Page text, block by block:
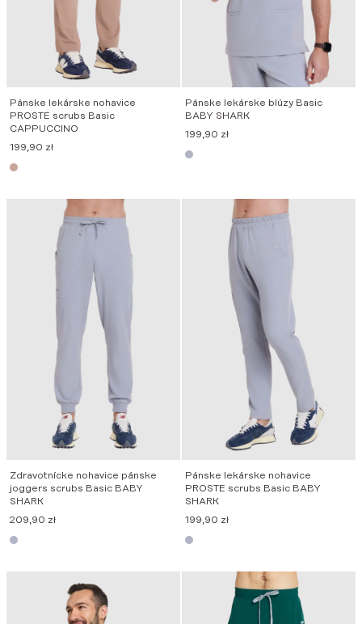
Pánske lekárske nohavice
PROSTE scrubs Basic
CAPPUCCINO
199,90 zł
Pánske lekárske blúzy Basic
BABY SHARK
199,90 zł
Zdravotnícke nohavice pánske
joggers scrubs Basic BABY
SHARK
209,90 zł
Pánske lekárske nohavice
PROSTE scrubs Basic BABY
SHARK
199,90 zł